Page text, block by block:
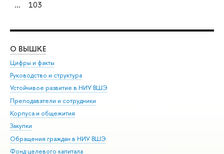
...
103
О ВЫШКЕ
Цифры и факты
Руководство и структура
Устойчивое развитие в НИУ ВШЭ
Преподаватели и сотрудники
Корпуса и общежития
Закупки
Обращения граждан в НИУ ВШЭ
Фонд целевого капитала